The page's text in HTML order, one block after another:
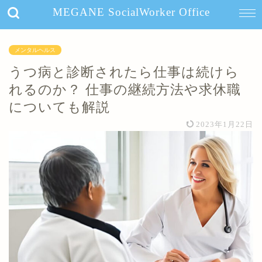
MEGANE SocialWorker Office
メンタルヘルス
うつ病と診断されたら仕事は続けら
れるのか？ 仕事の継続方法や求休職
についても解説
2023年1月22日